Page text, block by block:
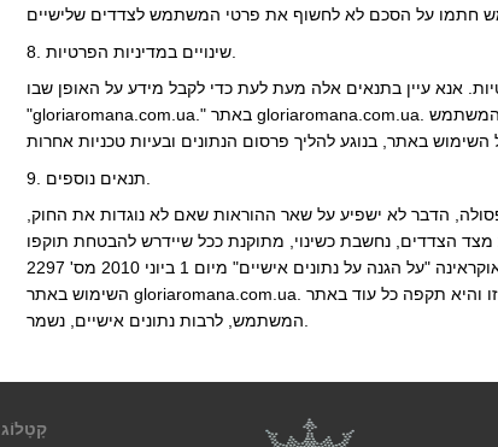
אנא עיין בתנאים אלה מעת לעת כדי לקבל מידע על האופן שבו
"gloriaromana.com.ua." באתר gloriaromana.com.ua. מגן על פרטי המשתמש. "gloriaromana.com.ua." אינה אחראית לנזק או להפסדים שייגרמו למשתמש או לצדדים שלישיים
הדבר לא ישפיע על שאר ההוראות שאם לא נוגדות את החוק,
הצדדים, נחשבת כשינוי, מתוקנת ככל שיידרש להבטחת תוקפו
ואפשרות מימושה. למשתמש יש את הזכויות הקבועות בחוק אוקראינה "על הגנה על נתונים אישיים" מיום 1 ביוני 2010 מס' 2297-VI. מדיניות פרטיות זו חלה על המשתמש מרגע
השימוש באתר gloriaromana.com.ua. בעת העברת הנתונים האישיים שלו, הוא הסכים לתנאי מדיניות פרטיות זו והיא תקפה כל עוד באתר gloriaromana.com.ua. כל מידע על
קָטָלוֹג